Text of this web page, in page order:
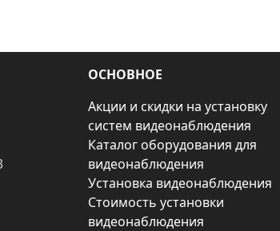
ОСНОВНОЕ
Акции и скидки на установку
систем видеонаблюдения
Каталог оборудования для
видеонаблюдения
Установка видеонаблюдения
Стоимость установки
видеонаблюдения